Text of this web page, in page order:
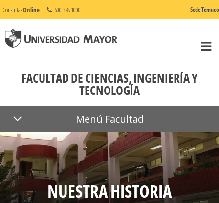
ConsultasOnline 600 328 1000 Sede Temuco
FACULTAD DE CIENCIAS, INGENIERÍA Y
TECNOLOGÍA
Menú Facultad
NUESTRA HISTORIA